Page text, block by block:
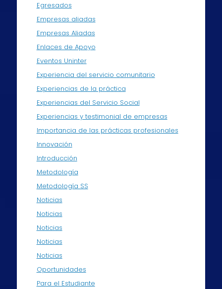
Egresados
Empresas aliadas
Empresas Aliadas
Enlaces de Apoyo
Eventos Uninter
Experiencia del servicio comunitario
Experiencias de la práctica
Experiencias del Servicio Social
Experiencias y testimonial de empresas
Importancia de las prácticas profesionales
Innovación
Introducción
Metodología
Metodología SS
Noticias
Noticias
Noticias
Noticias
Noticias
Oportunidades
Para el Estudiante